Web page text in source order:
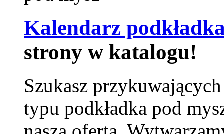
Kalendarz
strony w katalogu!
Szukasz
typu podkładka pod